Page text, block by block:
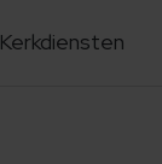
Kerkdiensten